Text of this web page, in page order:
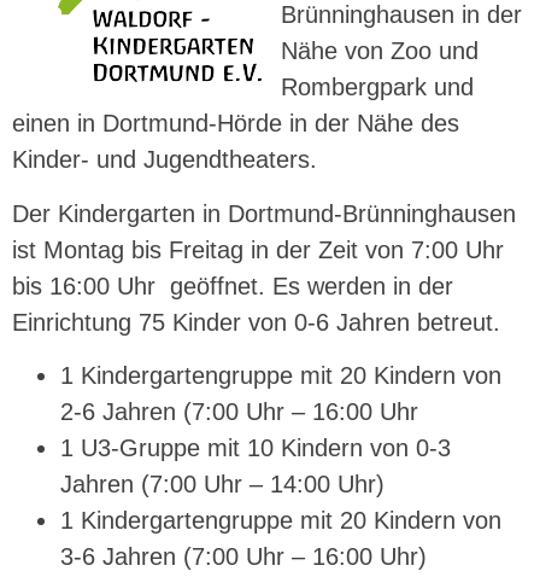
Brünninghausen in der
Nähe von Zoo und
Rombergpark und
einen in Dortmund-Hörde in der Nähe des
Kinder- und Jugendtheaters.
Der Kindergarten in Dortmund-Brünninghausen
ist Montag bis Freitag in der Zeit von 7:00 Uhr
bis 16:00 Uhr geöffnet. Es werden in der
Einrichtung 75 Kinder von 0-6 Jahren betreut.
1 Kindergartengruppe mit 20 Kindern von
2-6 Jahren (7:00 Uhr – 16:00 Uhr
1 U3-Gruppe mit 10 Kindern von 0-3
Jahren (7:00 Uhr – 14:00 Uhr)
1 Kindergartengruppe mit 20 Kindern von
3-6 Jahren (7:00 Uhr – 16:00 Uhr)